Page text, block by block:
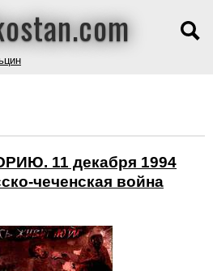
11 декабря 1994
чеченская война